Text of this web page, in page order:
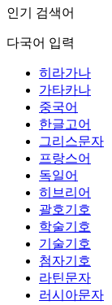
인기 검색어
다국어 입력
히라가나
가타카나
중국어
한글고어
그리스문자
프랑스어
독일어
히브리어
괄호기호
학술기호
기술기호
첨자기호
라틴문자
러시아문자